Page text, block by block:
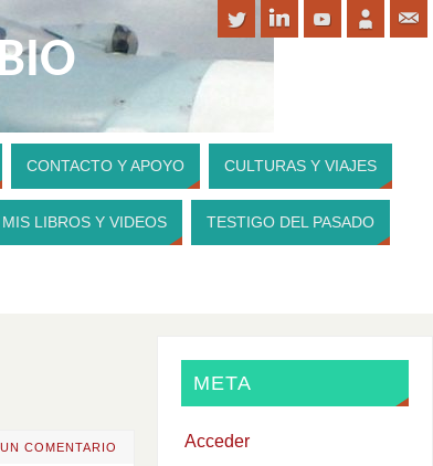
CONTRIBUIR A MI WEBSITE
CONTACTO Y APOYO CULTURAS Y VIAJES
MIS LIBROS Y VIDEOS TESTIGO DEL PASADO
UN COMENTARIO
META
Acceder